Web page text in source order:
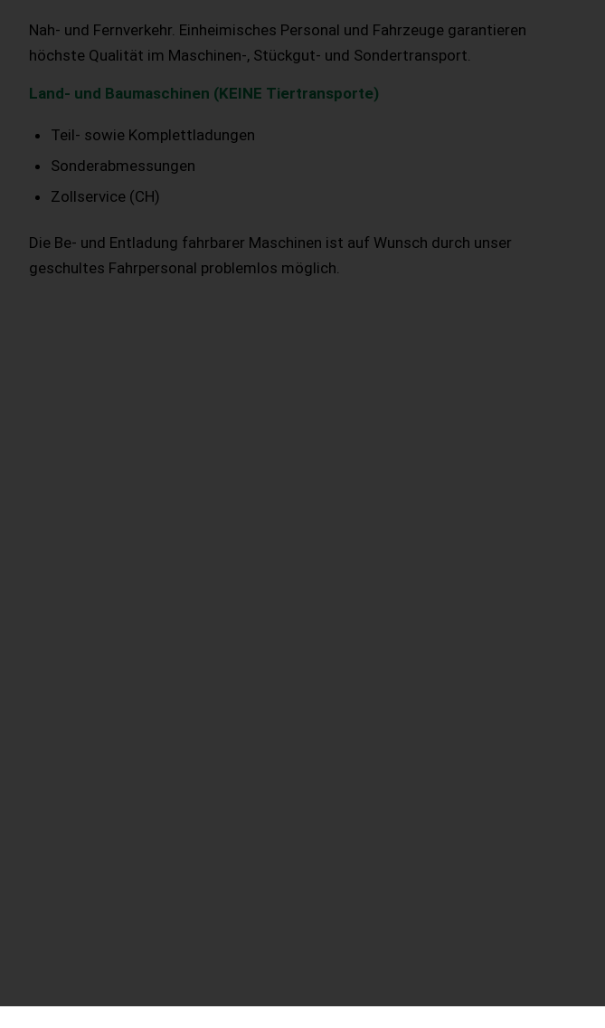
Nah- und Fernverkehr. Einheimisches Personal und Fahrzeuge garantieren
höchste Qualität im Maschinen-, Stückgut- und Sondertransport.
Land- und Baumaschinen (KEINE Tiertransporte)
Teil- sowie Komplettladungen
Sonderabmessungen
Zollservice (CH)
Die Be- und Entladung fahrbarer Maschinen ist auf Wunsch durch unser
geschultes Fahrpersonal problemlos möglich.